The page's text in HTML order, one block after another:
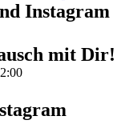
Instagram
mit Dir!